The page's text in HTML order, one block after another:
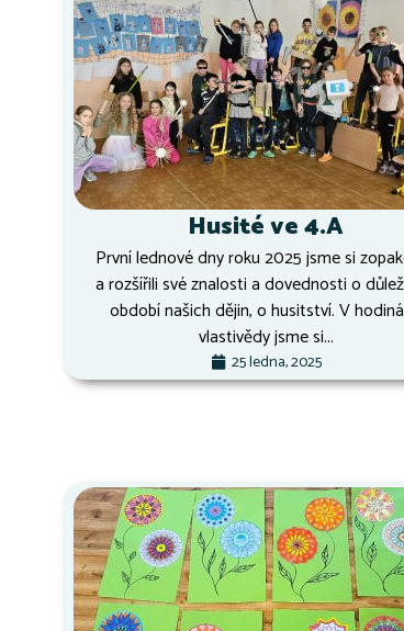
Husité ve 4.A
První lednové dny roku 2025 jsme si
a rozšířili své znalosti a dovednosti o
období našich dějin, o husitství. V
vlastivědy jsme si...
25 ledna, 2025